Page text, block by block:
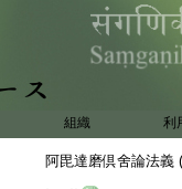
組織 利
阿毘達磨倶舍論法義